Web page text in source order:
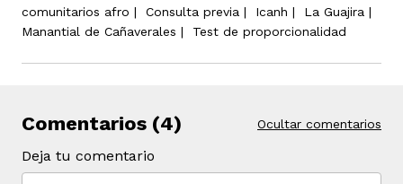
comunitarios afro | Consulta previa | Icanh | La Guajira |
Manantial de Cañaverales | Test de proporcionalidad
Comentarios (4) Ocultar comentarios
Deja tu comentario